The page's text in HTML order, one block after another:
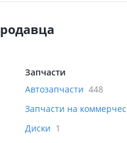
Запчасти
Автозапчасти 448
Запчасти на
Диски 1